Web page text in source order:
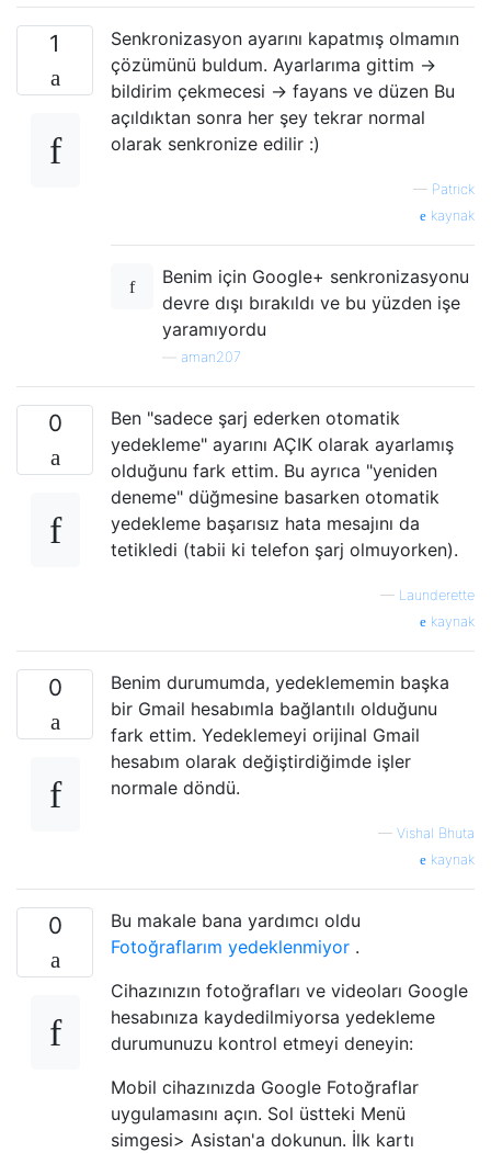
1
Senkronizasyon ayarını kapatmış olmamın
çözümünü buldum. Ayarlarıma gittim ->
bildirim çekmecesi -> fayans ve düzen Bu
açıldıktan sonra her şey tekrar normal
olarak senkronize edilir :)
— Patrick
kaynak
Benim için Google+ senkronizasyonu
devre dışı bırakıldı ve bu yüzden işe
yaramıyordu
aman207
0
Ben "sadece şarj ederken otomatik
yedekleme" ayarını AÇIK olarak ayarlamış
olduğunu fark ettim. Bu ayrıca "yeniden
deneme" düğmesine basarken otomatik
yedekleme başarısız hata mesajını da
tetikledi (tabii ki telefon şarj olmuyorken).
— Launderette
kaynak
0
Benim durumumda, yedeklememin başka
bir Gmail hesabımla bağlantılı olduğunu
fark ettim. Yedeklemeyi orijinal Gmail
hesabım olarak değiştirdiğimde işler
normale döndü.
— Vishal Bhuta
kaynak
0
Bu makale bana yardımcı oldu
Fotoğraflarım yedeklenmiyor .
Cihazınızın fotoğrafları ve videoları Google
hesabınıza kaydedilmiyorsa yedekleme
durumunuzu kontrol etmeyi deneyin:
Mobil cihazınızda Google Fotoğraflar
uygulamasını açın. Sol üstteki Menü
simgesi> Asistan'a dokunun. İlk kartı